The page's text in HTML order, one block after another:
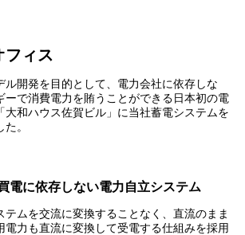
フィス
ル開発を目的として、電力会社に依存しな
ーで消費電力を賄うことができる日本初の電
大和ハウス佐賀ビル」に当社蓄電システムを
。
電に依存しない電力自立システム
テムを交流に変換することなく、直流のまま
電力も直流に変換して受電する仕組みを採用